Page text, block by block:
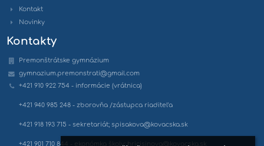
Kontakt
Novinky
Kontakty
Premonštrátske gymnázium
gymnazium.premonstrati@gmail.com
+421 910 922 754 - informácie (vrátnica)
+421 940 985 248 - zborovňa /zástupca riaditeľa
+421 918 193 715 - sekretariát; spisakova@kovacska.sk
+421 901 710 844 - ekonómka školy; hricisinova@kovacska.sk